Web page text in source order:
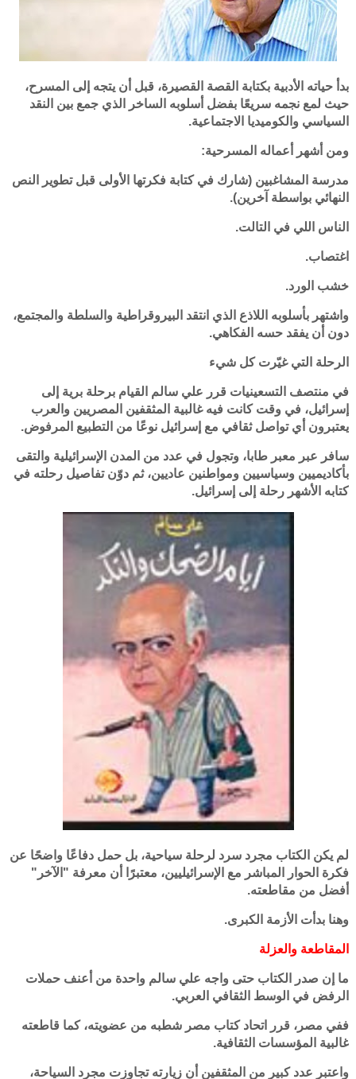
بدأ حياته الأدبية بكتابة القصة القصيرة، قبل أن يتجه إلى المسرح،
حيث لمع نجمه سريعًا بفضل أسلوبه الساخر الذي جمع بين النقد
السياسي والكوميديا الاجتماعية.
ومن أشهر أعماله المسرحية:
مدرسة المشاغبين (شارك في كتابة فكرتها الأولى قبل تطوير النص
النهائي بواسطة آخرين).
الناس اللي في التالت.
اغتصاب.
خشب الورد.
واشتهر بأسلوبه اللاذع الذي انتقد البيروقراطية والسلطة والمجتمع،
دون أن يفقد حسه الفكاهي.
الرحلة التي غيّرت كل شيء
في منتصف التسعينيات قرر علي سالم القيام برحلة برية إلى
إسرائيل، في وقت كانت فيه غالبية المثقفين المصريين والعرب
يعتبرون أي تواصل ثقافي مع إسرائيل نوعًا من التطبيع المرفوض.
سافر عبر معبر طابا، وتجول في عدد من المدن الإسرائيلية والتقى
بأكاديميين وسياسيين ومواطنين عاديين، ثم دوّن تفاصيل رحلته في
كتابه الأشهر رحلة إلى إسرائيل.
لم يكن الكتاب مجرد سرد لرحلة سياحية، بل حمل دفاعًا واضحًا عن
فكرة الحوار المباشر مع الإسرائيليين، معتبرًا أن معرفة "الآخر"
أفضل من مقاطعته.
وهنا بدأت الأزمة الكبرى.
المقاطعة والعزلة
ما إن صدر الكتاب حتى واجه علي سالم واحدة من أعنف حملات
الرفض في الوسط الثقافي العربي.
ففي مصر، قرر اتحاد كتاب مصر شطبه من عضويته، كما قاطعته
غالبية المؤسسات الثقافية.
واعتبر عدد كبير من المثقفين أن زيارته تجاوزت مجرد السياحة،